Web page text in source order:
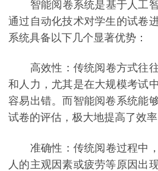
智能阅卷系统是基于人工智
通过自动化技术对学生的试卷
系统具备以下几个显著优势：
高效性：传统阅卷方式往往
和人力，尤其是在大规模考试
容易出错。而智能阅卷系统能
试卷的评估，极大地提高了效率
准确性：传统阅卷过程中，
人的主观因素或疲劳等原因出